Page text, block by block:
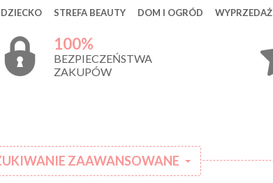
DZIECKO STREFA BEAUTY DOM I OGRÓD WYPRZEDAŻ
100%
BEZPIECZEŃSTWA
ZAKUPÓW
ZAAWANSOWANE